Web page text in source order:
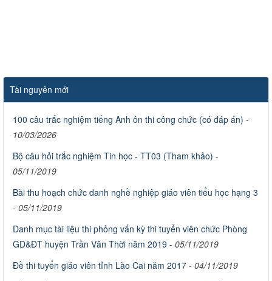
Tài nguyên mới
100 câu trắc nghiệm tiếng Anh ôn thi công chức (có đáp án) -
10/03/2026
Bộ câu hỏi trắc nghiệm Tin học - TT03 (Tham khảo) -
05/11/2019
Bài thu hoạch chức danh nghề nghiệp giáo viên tiểu học hạng 3
- 05/11/2019
Danh mục tài liệu thi phỏng vấn kỳ thi tuyển viên chức Phòng
GD&ĐT huyện Trần Văn Thời năm 2019 - 05/11/2019
Đề thi tuyển giáo viên tỉnh Lào Cai năm 2017 - 04/11/2019